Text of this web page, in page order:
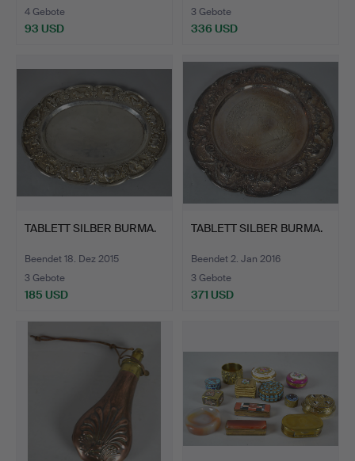
4 Gebote
93 USD
3 Gebote
336 USD
TABLETT SILBER BURMA.
Beendet 18. Dez 2015
3 Gebote
185 USD
TABLETT SILBER BURMA.
Beendet 2. Jan 2016
3 Gebote
371 USD